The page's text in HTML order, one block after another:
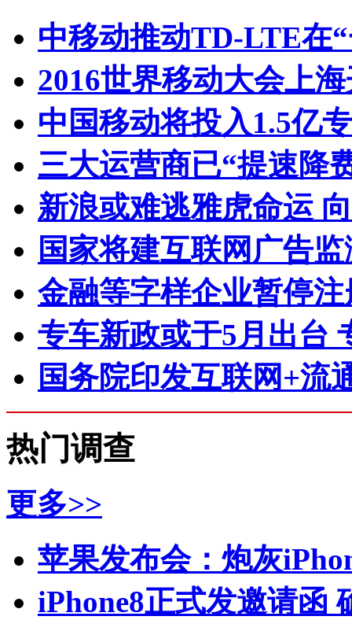
中移动推动TD-LTE在
2016世界移动大会上
中国移动将投入1.5亿
三大运营商已“提速降
新浪或难逃雅虎命运
国家将建互联网广告
金融等字样企业暂停
专车新政或于5月出台
国务院印发互联网+流
热门调查
更多>>
苹果发布会：炮灰
iPhone8正式发邀请函